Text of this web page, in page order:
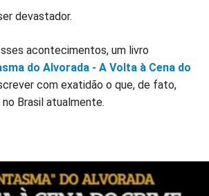
devastador.
acontecimentos, um livro
do Alvorada - A Volta à Cena do
com exatidão o que, de fato,
Brasil atualmente.